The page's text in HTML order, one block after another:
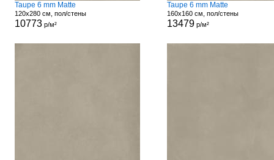
Taupe 6 mm Matte
120x280 см, пол/стены
10773р/м²
Taupe 6 mm Matte
160x160 см, пол/стены
13479р/м²